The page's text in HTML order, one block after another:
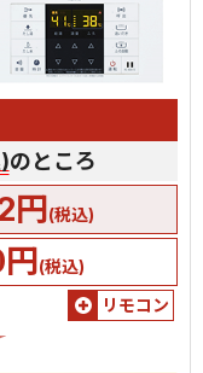
のところ
円(税込)
(税込)
リモコン